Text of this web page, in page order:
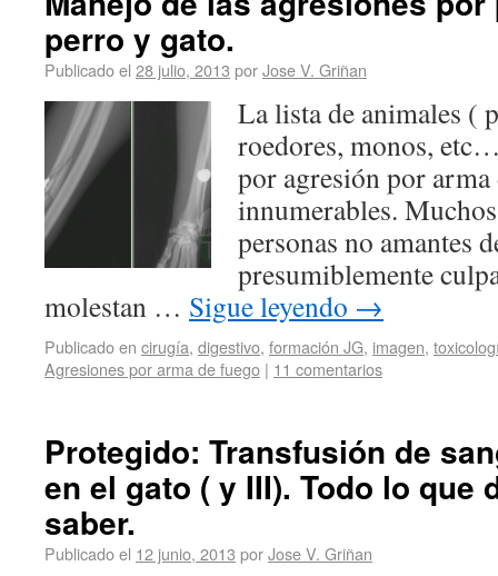
perro y gato.
Publicado el 28 julio, 2013 porJose V. Griñan
La lista de animales (
roedores, monos,
por agresión por
innumerables.
personas no amantes
presumiblemente
molestan … Sigue leyendo →
Publicado en cirugía, digestivo, formación JG, imagen,
Agresiones por arma de fuego | 11 comentarios
Protegido: Transfusión de
en el gato ( y III). Todo lo que
saber.
Publicado el 12 junio, 2013 porJose V. Griñan